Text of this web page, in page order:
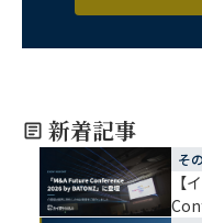
新着記事
そ
【